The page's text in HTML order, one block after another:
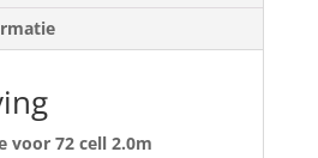
voor 72 cell 2.0m